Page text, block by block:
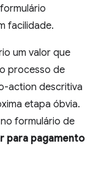
facilidade.
um valor que
processo de
action descritiva
etapa óbvia.
formulário de
para pagamento